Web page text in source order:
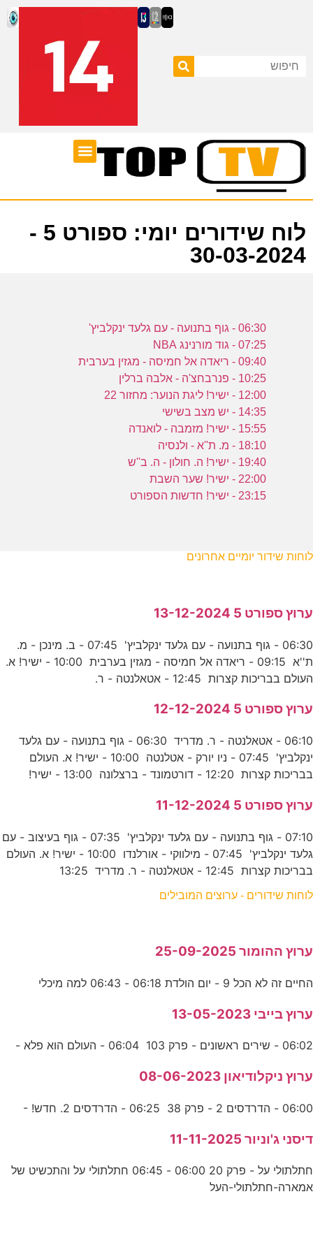
לוח שידורים יומי: ספורט 5 -
30-03-2024
06:30 - גוף בתנועה - עם גלעד ינקלביץ'
07:25 - גוד מורנינג NBA
09:40 - ריאדה אל חמיסה - מגזין בערבית
10:25 - פנרבחצ'ה - אלבה ברלין
12:00 - ישיר! ליגת הנוער: מחזור 22
14:35 - יש מצב בשישי
15:55 - ישיר! מזמבה - לואנדה
18:10 - מ. ת''א - ולנסיה
19:40 - ישיר! ה. חולון - ה. ב''ש
22:00 - ישיר! שער השבת
23:15 - ישיר! חדשות הספורט
לוחות שידור יומיים אחרונים
ערוץ ספורט 5 13-12-2024
06:30 - גוף בתנועה - עם גלעד ינקלביץ' 07:45 - ב. מינכן - מ.
ת''א 09:15 - ריאדה אל חמיסה - מגזין בערבית 10:00 - ישיר! א.
העולם בבריכות קצרות 12:45 - אטאלנטה - ר.
ערוץ ספורט 5 12-12-2024
06:10 - אטאלנטה - ר. מדריד 06:30 - גוף בתנועה - עם גלעד
ינקלביץ' 07:45 - ניו יורק - אטלנטה 10:00 - ישיר! א. העולם
בבריכות קצרות 12:20 - דורטמונד - ברצלונה 13:00 - ישיר!
ערוץ ספורט 5 11-12-2024
07:10 - גוף בתנועה - עם גלעד ינקלביץ' 07:35 - גוף בעיצוב - עם
גלעד ינקלביץ' 07:45 - מילווקי - אורלנדו 10:00 - ישיר! א. העולם
בבריכות קצרות 12:45 - אטאלנטה - ר. מדריד 13:25
לוחות שידורים - ערוצים המובילים
ערוץ ההומור 25-09-2025
החיים זה לא הכל 9 - יום הולדת 06:18 - 06:43 למה מיכלי
ערוץ בייבי 13-05-2023
06:02 - שירים ראשונים - פרק 103 06:04 - העולם הוא פלא -
ערוץ ניקלודיאון 08-06-2023
06:00 - הדרדסים 2 - פרק 38 06:25 - הדרדסים 2. חדש! -
דיסני ג'וניור 11-11-2025
חתלתולי על - פרק 20 06:00 - 06:45 חתלתולי על והתכשיט של
אמארה-חתלתולי-העל